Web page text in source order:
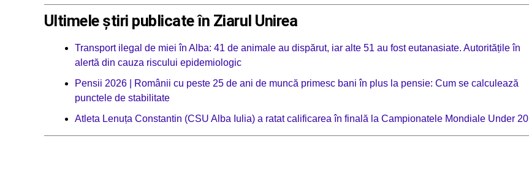
Ultimele știri publicate în Ziarul Unirea
Transport ilegal de miei în Alba: 41 de animale au dispărut, iar alte 51 au fost eutanasiate. Autoritățile în
alertă din cauza riscului epidemiologic
Pensii 2026 | Românii cu peste 25 de ani de muncă primesc bani în plus la pensie: Cum se calculează
punctele de stabilitate
Atleta Lenuța Constantin (CSU Alba Iulia) a ratat calificarea în finală la Campionatele Mondiale Under 20